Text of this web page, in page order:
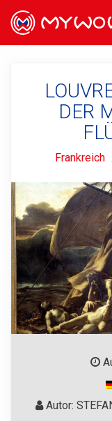
DER
Frankreich
Autor: